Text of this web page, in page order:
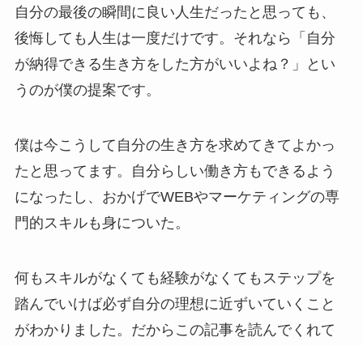
自分の最後の瞬間に良い人生だったと思っても、
後悔しても人生は一度だけです。それなら「自分
が納得できる生き方をした方がいいよね？」とい
うのが僕の提案です。
僕は今こうして自分の生き方を求めてきてよかっ
たと思ってます。自分らしい働き方もできるよう
になったし、おかげでWEBやマーケティングの専
門的スキルも身についた。
何もスキルがなくても経験がなくてもステップを
踏んでいけば必ず自分の理想に近ずいていくこと
がわかりました。だからこの記事を読んでくれて